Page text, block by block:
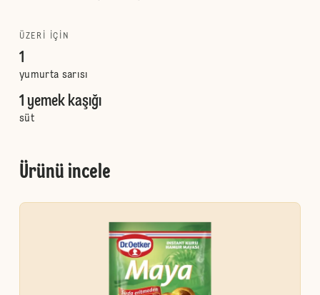
ÜZERI IÇIN
1
yumurta sarısı
1 yemek kaşığı
süt
Ürünü incele